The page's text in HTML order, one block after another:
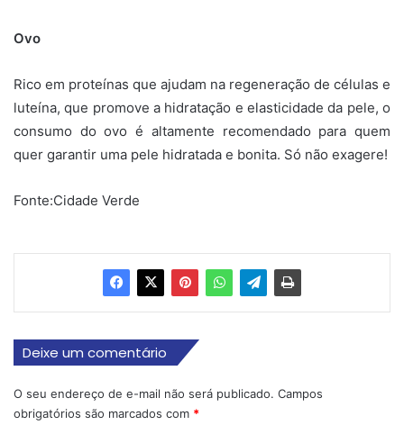
Ovo
Rico em proteínas que ajudam na regeneração de células e
luteína, que promove a hidratação e elasticidade da pele, o
consumo do ovo é altamente recomendado para quem
quer garantir uma pele hidratada e bonita. Só não exagere!
Fonte:Cidade Verde
Deixe um comentário
O seu endereço de e-mail não será publicado. Campos
obrigatórios são marcados com *